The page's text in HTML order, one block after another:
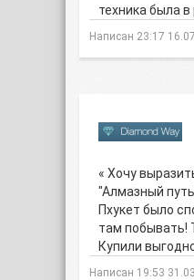
техника была
Написан 23:17
« Хочу
"Алмазный
Пхукет было
там побывать!
Купили
Написан 19:53